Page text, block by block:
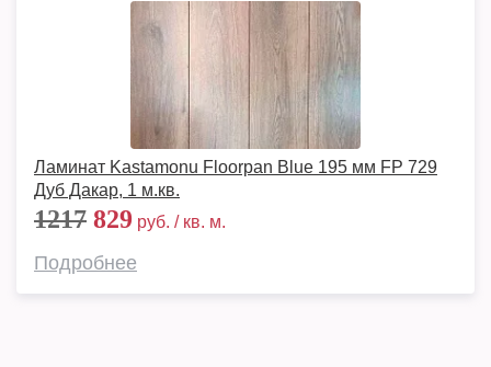
Ламинат Kastamonu Floorpan Blue 195 мм FP 729
Дуб Дакар, 1 м.кв.
1217 829 руб. / кв. м.
Подробнее